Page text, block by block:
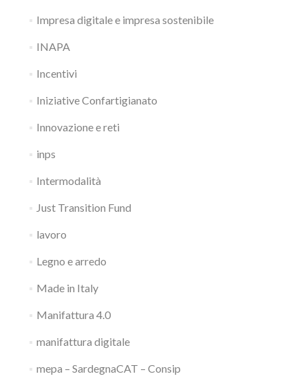
Impresa digitale e impresa sostenibile
INAPA
Incentivi
Iniziative Confartigianato
Innovazione e reti
inps
Intermodalità
Just Transition Fund
lavoro
Legno e arredo
Made in Italy
Manifattura 4.0
manifattura digitale
mepa – SardegnaCAT – Consip